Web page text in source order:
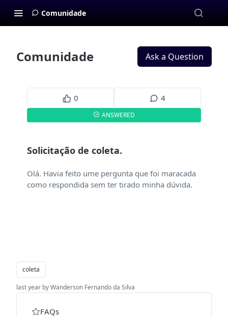
Comunidade
Comunidade Ask a Question
0 4
ANSWERED
Solicitação de coleta.
Olá. Havia feito ume pergunta que foi maracada
como respondida sem ter tirado minha dúvida.
coleta
last year by Wanderson Fernando da Silva
FAQs